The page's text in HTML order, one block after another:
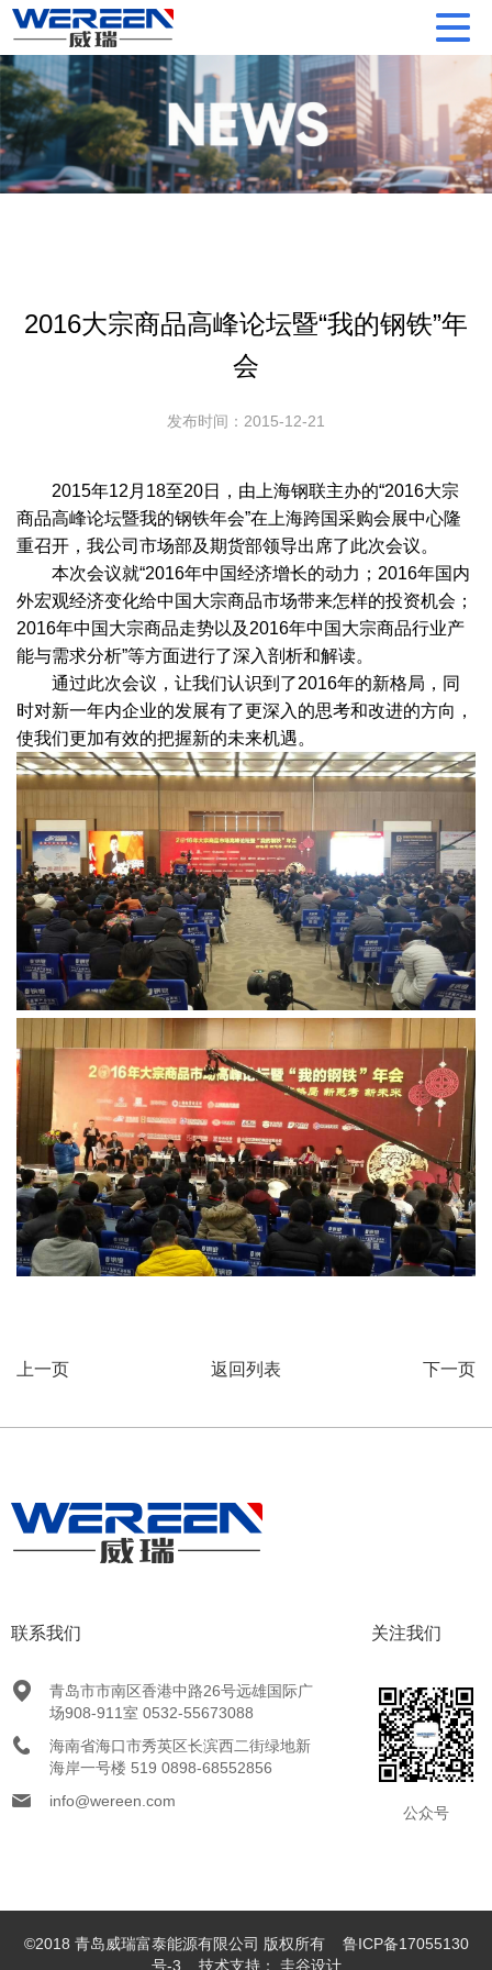
2016大宗商品高峰论坛暨“我的钢铁”年
会
发布时间：2015-12-21
2015年12月18至20日，由上海钢联主办的“2016大宗
商品高峰论坛暨我的钢铁年会”在上海跨国采购会展中心隆
重召开，我公司市场部及期货部领导出席了此次会议。
本次会议就“2016年中国经济增长的动力；2016年国内
外宏观经济变化给中国大宗商品市场带来怎样的投资机会；
2016年中国大宗商品走势以及2016年中国大宗商品行业产
能与需求分析”等方面进行了深入剖析和解读。
通过此次会议，让我们认识到了2016年的新格局，同
时对新一年内企业的发展有了更深入的思考和改进的方向，
使我们更加有效的把握新的未来机遇。
上一页 返回列表 下一页
联系我们
青岛市市南区香港中路26号远雄国际广
场908-911室 0532-55673088
海南省海口市秀英区长滨西二街绿地新
海岸一号楼 519 0898-68552856
info@wereen.com
关注我们
公众号
©2018 青岛威瑞富泰能源有限公司 版权所有 鲁ICP备17055130
号-3 技术支持： 圭谷设计